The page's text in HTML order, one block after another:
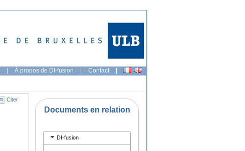
| À propos de DI-fusion | Contact |
Citer
Documents en relation
DI-fusion